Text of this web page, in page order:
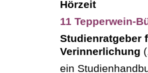
Hörzeit
11 Tepperwein-
Studienratgeber
Verinnerlichung
ein